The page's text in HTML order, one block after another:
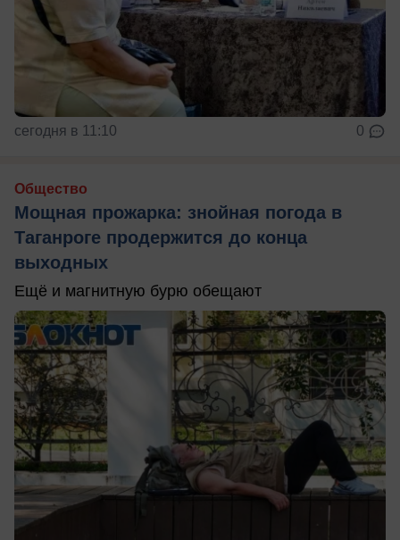
сегодня в 11:10 0
Общество
Мощная прожарка: знойная погода в
Таганроге продержится до конца
выходных
Ещё и магнитную бурю обещают